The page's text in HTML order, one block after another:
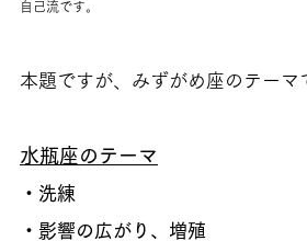
自己流です。
本題ですが、みずがめ座のテーマ
水瓶座のテーマ
・洗練
・影響の広がり、増殖